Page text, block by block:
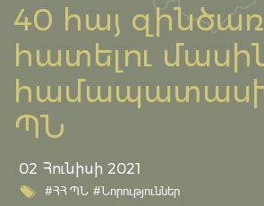
40 հայ
հատելու
ՊՆ
02 Հունիսի 2021
#ՀՀ ՊՆ #Նորություններ